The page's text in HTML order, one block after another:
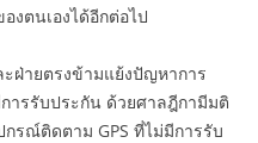
งตนเองได้อีกต่อไป
ฝ่ายตรงข้ามแย้งปัญหาการ
ารรับประกัน ด้วยศาลฎีกามีมติ
รณ์ติดตาม GPS ที่ไม่มีการรับ